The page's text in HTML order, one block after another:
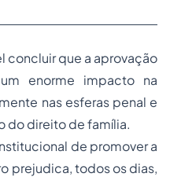
concluir que a aprovação
enorme impacto na
nas esferas penal e
do direito de família.
de promover a
prejudica, todos os dias,